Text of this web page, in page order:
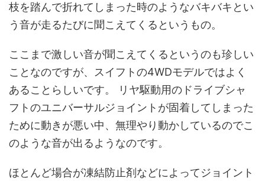
枝を踏んで折れてしまった時のようなバキバキとい
う音が走るたびに聞こえてくるというもの。
ここまで激しい音が聞こえてくるというのも珍しい
ことなのですが、スイフトの4WDモデルではよく
あることらしいです。 リヤ駆動用のドライブシャ
フトのユニバーサルジョイントが固着してしまった
ために動きが悪い中、無理やり動かしているのでこ
のような音が出るようなのです。
ほとんど場合が凍結防止剤などによってジョイント